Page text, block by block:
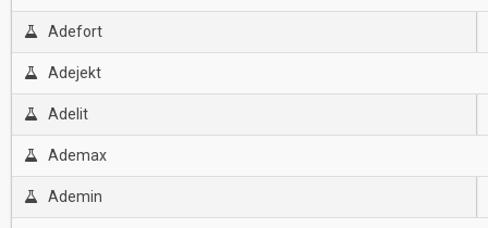
Adefort
Adejekt
Adelit
Ademax
Ademin